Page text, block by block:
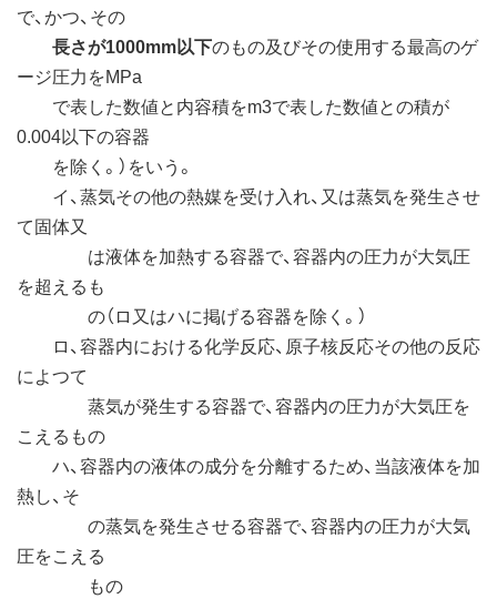
で、かつ、その
長さが1000mm以下のもの及びその使用する最高のゲ
ージ圧力をMPa
で表した数値と内容積をm3で表した数値との積が
0.004以下の容器
を除く。）をいう。
イ、蒸気その他の熱媒を受け入れ、又は蒸気を発生させ
て固体又
は液体を加熱する容器で、容器内の圧力が大気圧
を超えるも
の（ロ又はハに掲げる容器を除く。）
ロ、容器内における化学反応、原子核反応その他の反応
によつて
蒸気が発生する容器で、容器内の圧力が大気圧を
こえるもの
ハ、容器内の液体の成分を分離するため、当該液体を加
熱し、そ
の蒸気を発生させる容器で、容器内の圧力が大気
圧をこえる
もの